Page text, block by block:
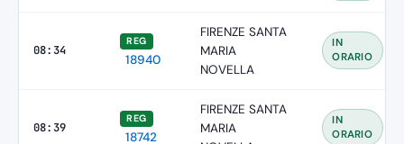
08:34
REG
18940
FIRENZE SANTA
MARIA
NOVELLA
IN
ORARIO
08:39
REG
18742
FIRENZE SANTA
MARIA
IN
ORARIO